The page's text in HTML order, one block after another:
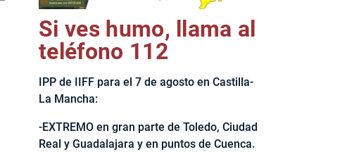
Si ves humo, llama al
teléfono 112
IPP de IIFF para el 7 de agosto en Castilla-
La Mancha:
-EXTREMO en gran parte de Toledo, Ciudad
Real y Guadalajara y en puntos de Cuenca.